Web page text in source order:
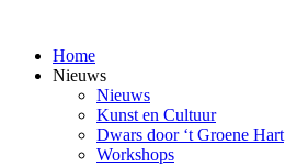
inhoudHome
Nieuws
Nieuws
Kunst en Cultuur
Dwars door ‘t Groene Hart
Workshops